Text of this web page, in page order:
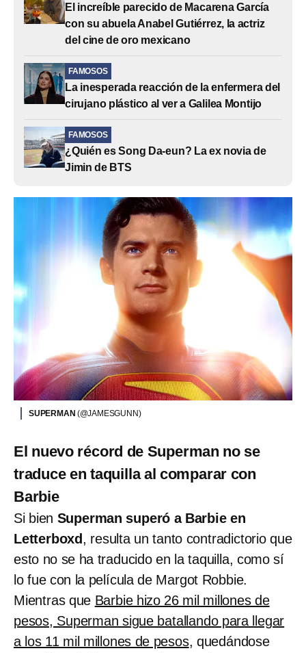
El increíble parecido de Macarena García
con su abuela Anabel Gutiérrez, la actriz
del cine de oro mexicano
FAMOSOS
La inesperada reacción de la enfermera del
cirujano plástico al ver a Galilea Montijo
FAMOSOS
¿Quién es Song Da-eun? La ex novia de
Jimin de BTS
SUPERMAN (@JAMESGUNN)
El nuevo récord de Superman no se
traduce en taquilla al comparar con
Barbie
Si bien Superman superó a Barbie en
Letterboxd, resulta un tanto contradictorio que
esto no se ha traducido en la taquilla, como sí
lo fue con la película de Margot Robbie.
Mientras que Barbie hizo 26 mil millones de
pesos, Superman sigue batallando para llegar
a los 11 mil millones de pesos, quedándose